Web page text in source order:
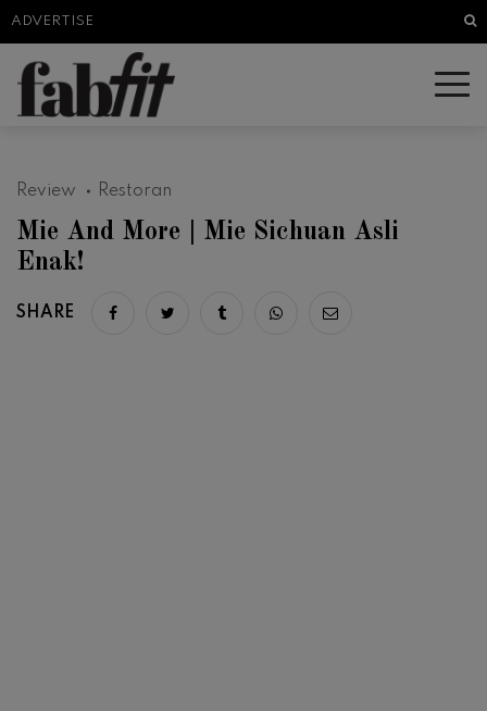
ADVERTISE
Review Restoran
Mie And More | Mie Sichuan Asli
Enak!
SHARE Share on facebook
Share on twitter
Share on tumblr
Share via whatsapp
Share via email